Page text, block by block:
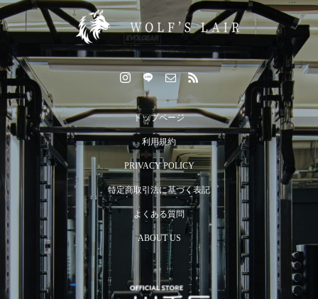
食べても痩せる体に変わる！冬の代謝アップ戦略6選
トップページ
利用規約
PRIVACY POLICY
特定商取引法に基づく表記
よくある質問
ABOUT US